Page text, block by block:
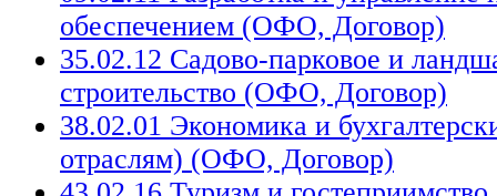
обеспечением (ОФО, Договор)
35.02.12 Садово-парковое и
строительство (ОФО, Договор)
38.02.01 Экономика и
отраслям) (ОФО, Договор)